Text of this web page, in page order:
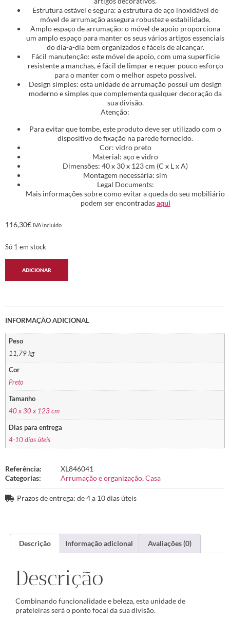
Estrutura estável e segura: a estrutura de aço inoxidável do
móvel de arrumação assegura robustez e estabilidade.
Amplo espaço de arrumação: o móvel de apoio proporciona
um amplo espaço para manter os seus vários artigos essenciais
do dia-a-dia bem organizados e fáceis de alcançar.
Fácil manutenção: este móvel de apoio, com uma superfície
resistente a manchas, é fácil de limpar e requer pouco esforço
para o manter com o melhor aspeto possível.
Design simples: esta unidade de arrumação possui um design
moderno e simples que complementa qualquer decoração da
sua divisão.
Atenção:
Para evitar que tombe, este produto deve ser utilizado com o
dispositivo de fixação na parede fornecido.
Cor: vidro preto
Material: aço e vidro
Dimensões: 40 x 30 x 123 cm (C x L x A)
Montagem necessária: sim
Legal Documents:
Mais informações sobre como evitar a queda do seu mobiliário
podem ser encontradasaqui
116,30€ IVA incluido
Só 1 em stock
ADICIONAR
INFORMAÇÃO ADICIONAL
Peso
11,79 kg
Cor
Preto
Tamanho
40 x 30 x 123 cm
Dias para entrega
4-10 dias úteis
Referência:
XL846041
Categorias:
Arrumação e organização,Casa
Prazos de entrega: de 4 a 10 dias úteis
Descrição Informação adicional Avaliações (0)
Descrição
Combinando funcionalidade e beleza, esta unidade de
prateleiras será o ponto focal da sua divisão.